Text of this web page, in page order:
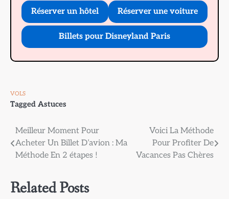
Réserver un hôtel Réserver une voiture
Billets pour Disneyland Paris
VOLS
Tagged Astuces
Navigation
de
Meilleur Moment Pour
Acheter Un Billet D’avion : Ma
Méthode En 2 étapes !
Voici La Méthode
Pour Profiter De
Vacances Pas Chères
Related Posts